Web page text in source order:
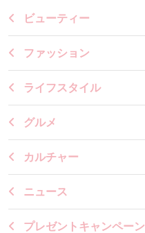
ビューティー
ファッション
ライフスタイル
グルメ
カルチャー
ニュース
プレゼントキャンペーン